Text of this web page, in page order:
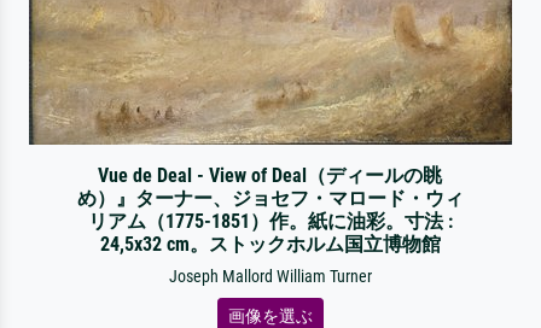
Vue de Deal - View of Deal（ディールの眺
め）』ターナー、ジョセフ・マロード・ウィ
リアム（1775-1851）作。紙に油彩。寸法 :
24,5x32 cm。ストックホルム国立博物館
Joseph Mallord William Turner
画像を選ぶ